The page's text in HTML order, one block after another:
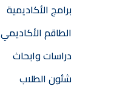
برامج الأكاديمية
الطاقم الأكاديمي
دراسات وابحاث
شئون الطلاب